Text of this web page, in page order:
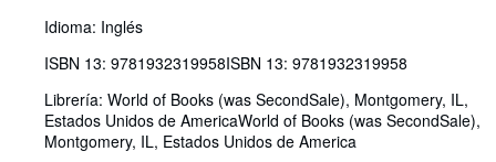
Idioma: Inglés
ISBN 13: 9781932319958ISBN 13: 9781932319958
Librería: World of Books (was SecondSale), Montgomery, IL,
Estados Unidos de AmericaWorld of Books (was SecondSale),
Montgomery, IL, Estados Unidos de America